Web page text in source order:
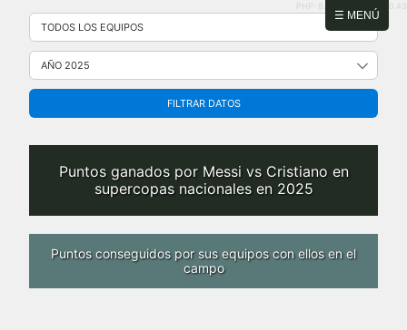
☰ MENÚ
Saltar
contenido
PHP: 8.2.31 | MySQL: 8.0.43
FILTRAR DATOS
Puntos ganados por Messi vs Cristiano en
supercopas nacionales en 2025
Puntos conseguidos por sus equipos con ellos en el
campo